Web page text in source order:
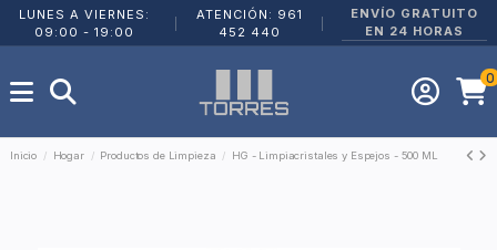
LUNES A VIERNES:
09:00 - 19:00
ATENCIÓN: 961
452 440
ENVÍO GRATUITO
EN 24 HORAS
0
Inicio Hogar Productos de Limpieza HG - Limpiacristales y Espejos - 500 ML